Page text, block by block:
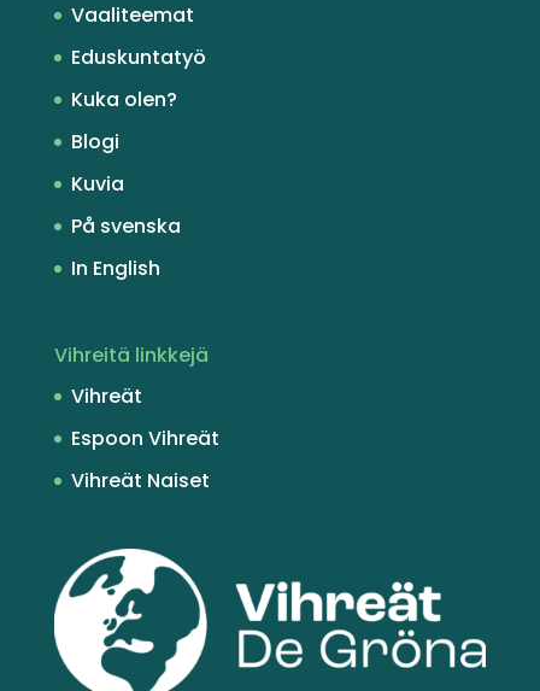
Vaaliteemat
Eduskuntatyö
Kuka olen?
Blogi
Kuvia
På svenska
In English
Vihreitä linkkejä
Vihreät
Espoon Vihreät
Vihreät Naiset